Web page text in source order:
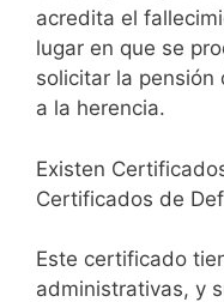
acredita el
lugar en que se
solicitar la pensión
a la herencia.
Existen
Certificados de
Este certificado
administrativas, y